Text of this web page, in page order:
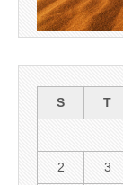
S
T
2 3